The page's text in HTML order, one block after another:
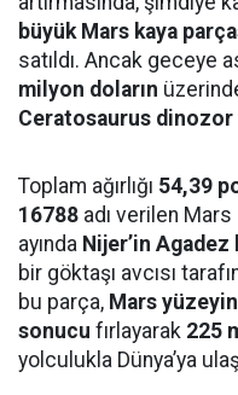
büyük Mars kaya
satıldı. Ancak geceye
milyon doların
Ceratosaurus
Toplam ağırlığı 54,39
16788 adı verilen Mars
ayında Nijer’in
bir göktaşı avcısı
bu parça, Mars
sonucu fırlayarak 225
yolculukla Dünya’ya